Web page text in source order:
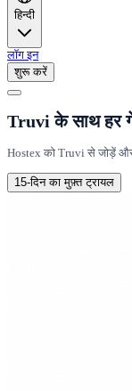
हिन्दी
लॉग इन
शुरू करें
Truvi के साथ हर
Hostex को Truvi से जोड़ें और
15-दिन का मुफ़्त ट्रायल